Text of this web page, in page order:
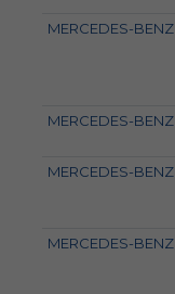
MERCEDES-BENZ
MERCEDES-BENZ
MERCEDES-BENZ
MERCEDES-BENZ